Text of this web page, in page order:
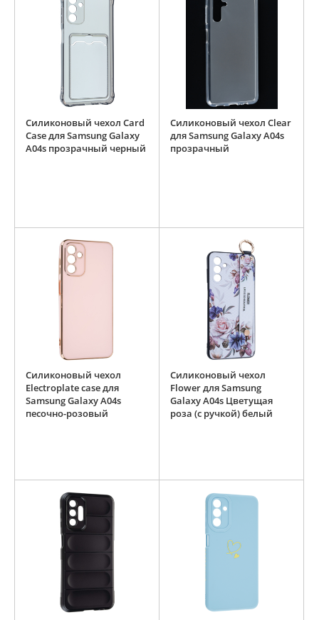
Силиконовый чехол Card
Case для Samsung Galaxy
A04s прозрачный черный
Силиконовый чехол Clear
для Samsung Galaxy A04s
прозрачный
Силиконовый чехол
Electroplate case для
Samsung Galaxy A04s
песочно-розовый
Силиконовый чехол
Flower для Samsung
Galaxy A04s Цветущая
роза (с ручкой) белый